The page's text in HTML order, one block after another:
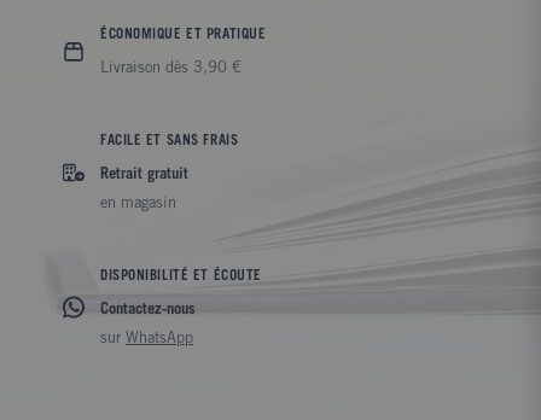
ÉCONOMIQUE ET PRATIQUE
Livraison dès 3,90 €
FACILE ET SANS FRAIS
Retrait gratuit
en magasin
DISPONIBILITÉ ET ÉCOUTE
Contactez-nous
sur WhatsApp